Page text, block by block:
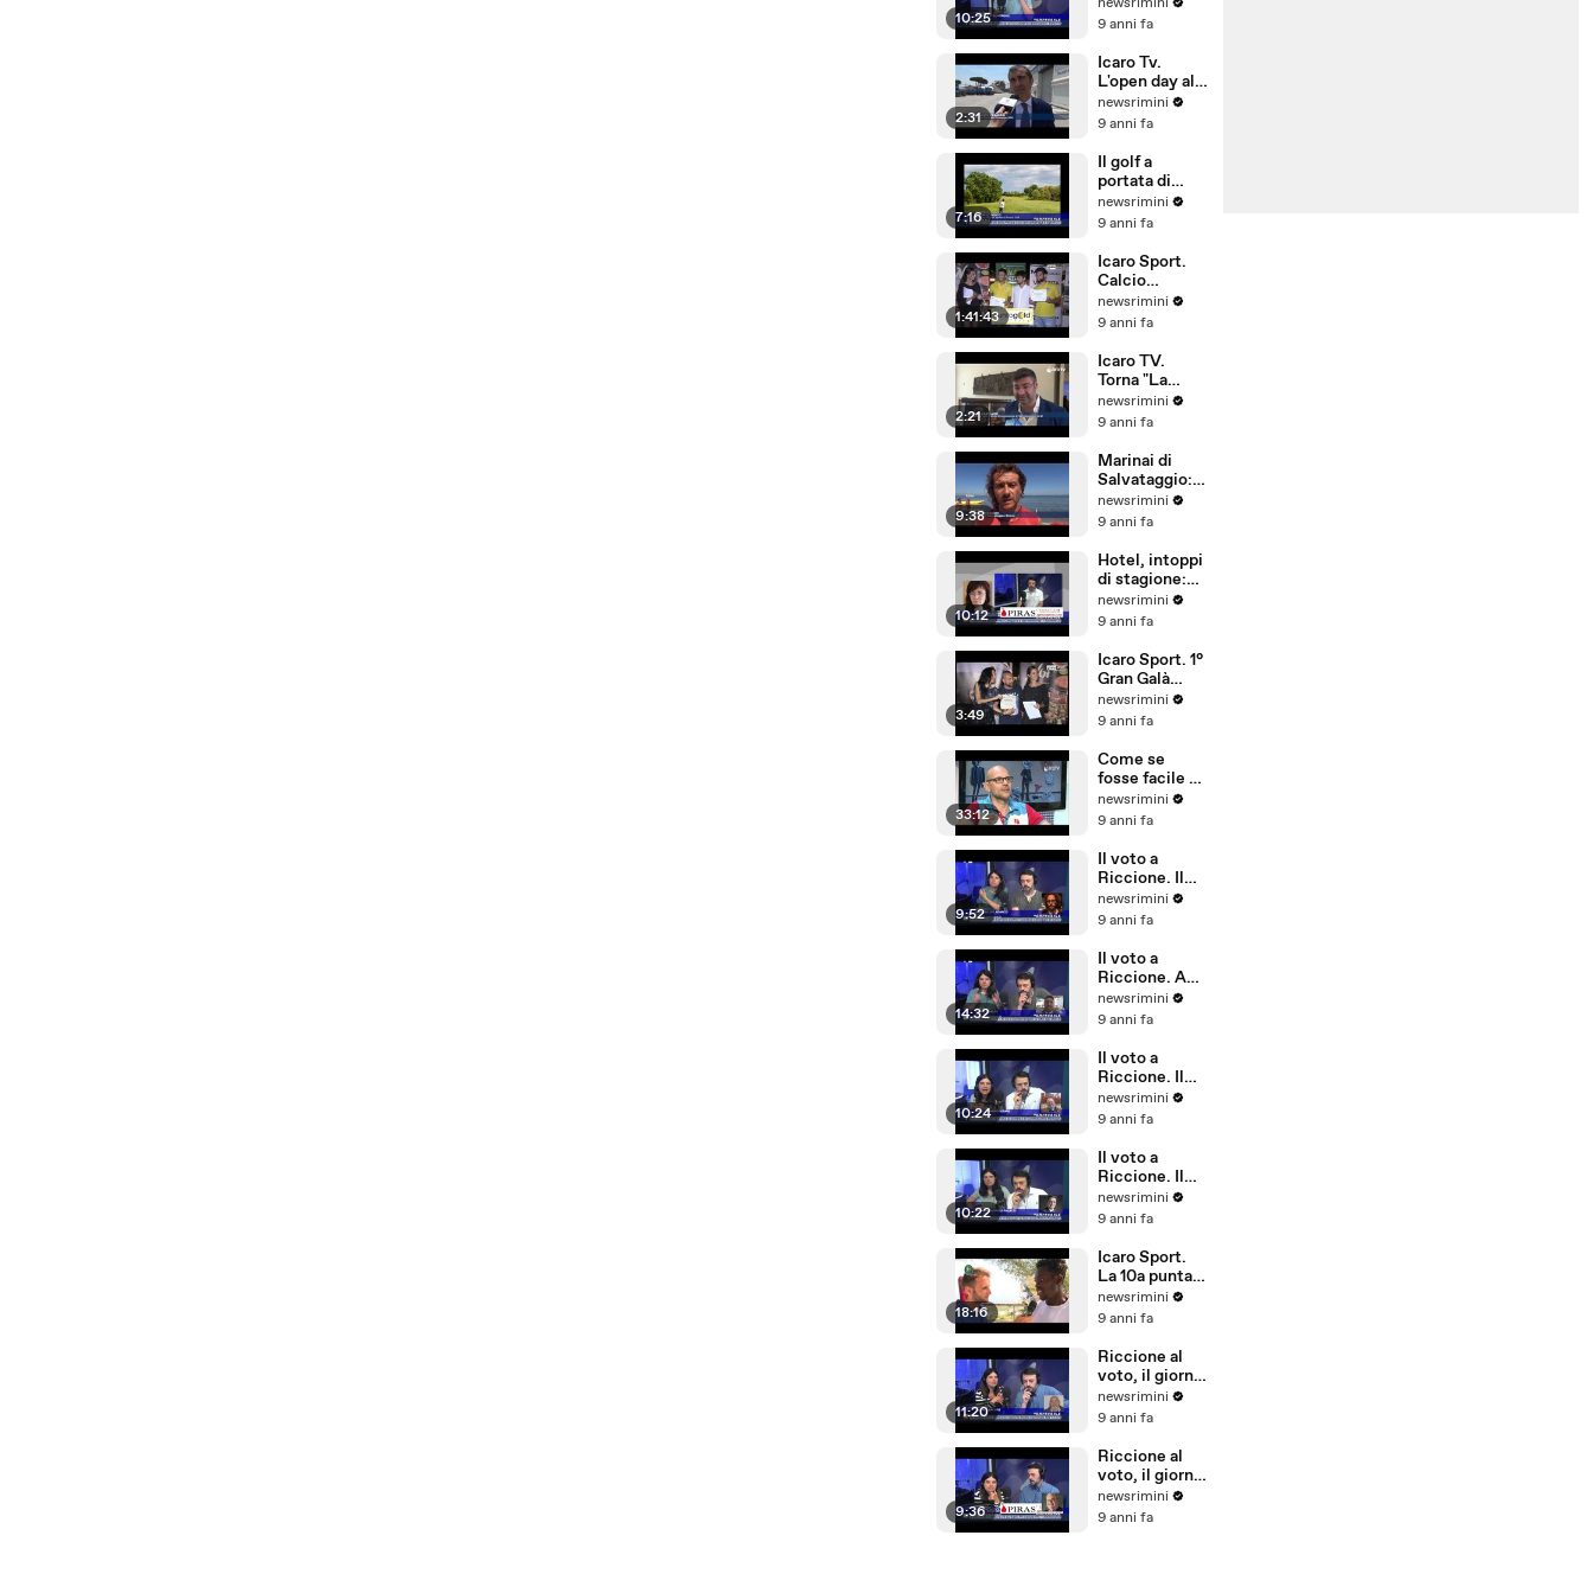
10:25
Siulp:
rischio
9 anni fa
2:31
Icaro Tv.
L'open day alla
Pesaresi Spa
di Rimini
newsrimini
9 anni fa
7:16
Il golf a
portata di
bambino. Il
Summer
Riviera Golf
newsrimini
9 anni fa
1:41:43
Icaro Sport.
Calcio
d'Estate: 1°
Gran Galà
Categoria
newsrimini
9 anni fa
2:21
Icaro TV.
Torna "La
Notte delle
Streghe", dal
2017 a San
Giovanni in M
newsrimini
9 anni fa
9:38
Marinai di
Salvataggio:
si investe
poco su
conta più
l'aspetto
economico
newsrimini
9 anni fa
10:12
Hotel, intoppi
di stagione:
troppi
portoghesi e
dipendenti
che parlano
tedesco
newsrimini
9 anni fa
3:49
Icaro Sport. 1°
Gran Galà
della Seconda
Categoria
newsrimini
9 anni fa
33:12
Come se
fosse facile -
Special Crabs
newsrimini
9 anni fa
9:52
Il voto a
Riccione. Il
commento di
Andrea
(Movimento 5
Stelle)
newsrimini
9 anni fa
14:32
Il voto a
Riccione. A
Tempo Reale
commento di
(Patto Civico
Riccione)
newsrimini
9 anni fa
10:24
Il voto a
Riccione. Il
commento di
Parmeggiani
newsrimini
9 anni fa
10:22
Il voto a
Riccione. Il
commento di
Dionigi
Forza Italia
newsrimini
9 anni fa
18:16
Icaro Sport.
La 10a puntata
del reality
sulla
Rimini alla
Barcellona
Professional
Cup
newsrimini
9 anni fa
11:20
Riccione al
voto, il giorno
dopo. Il
commento di
newsrimini
9 anni fa
9:36
Riccione al
voto, il giorno
dopo. Il
commento di
newsrimini
9 anni fa